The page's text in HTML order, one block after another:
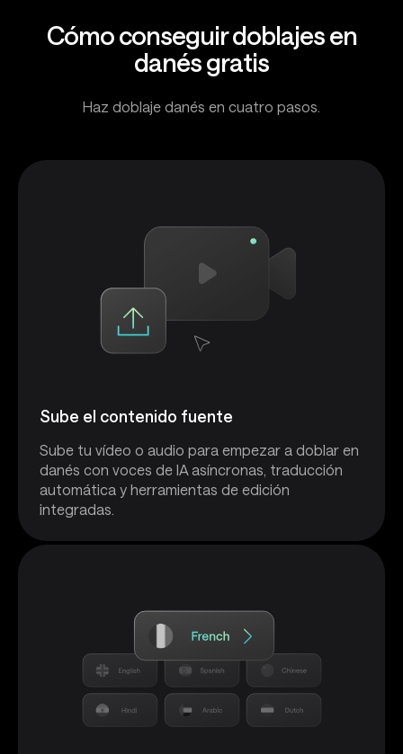
Cómo conseguir doblajes en
danés gratis
Haz doblaje danés en cuatro pasos.
Sube el contenido fuente
Sube tu vídeo o audio para empezar a doblar en
danés con voces de IA asíncronas, traducción
automática y herramientas de edición
integradas.